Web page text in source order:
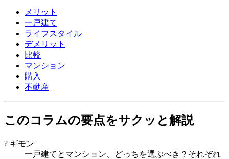
メリット
一戸建て
ライフスタイル
デメリット
比較
マンション
購入
不動産
このコラムの要点をサクッと解説
? ギモン
一戸建てとマンション、どっちを選ぶべき？それぞれ